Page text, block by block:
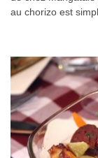
au chorizo est